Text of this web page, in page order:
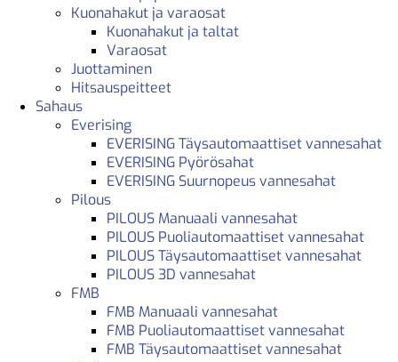
Kuonahakut ja varaosat
Kuonahakut ja taltat
Varaosat
Juottaminen
Hitsauspeitteet
Sahaus
Everising
EVERISING Täysautomaattiset vannesahat
EVERISING Pyörösahat
EVERISING Suurnopeus vannesahat
Pilous
PILOUS Manuaali vannesahat
PILOUS Puoliautomaattiset vannesahat
PILOUS Täysautomaattiset vannesahat
PILOUS 3D vannesahat
FMB
FMB Manuaali vannesahat
FMB Puoliautomaattiset vannesahat
FMB Täysautomaattiset vannesahat